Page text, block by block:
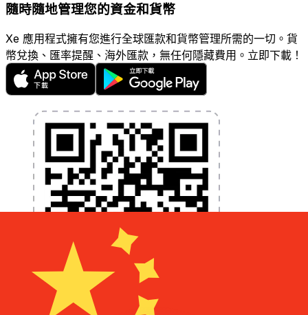
隨時隨地管理您的資金和貨幣
Xe 應用程式擁有您進行全球匯款和貨幣管理所需的一切。貨
幣兌換、匯率提醒、海外匯款，無任何隱藏費用。立即下載！